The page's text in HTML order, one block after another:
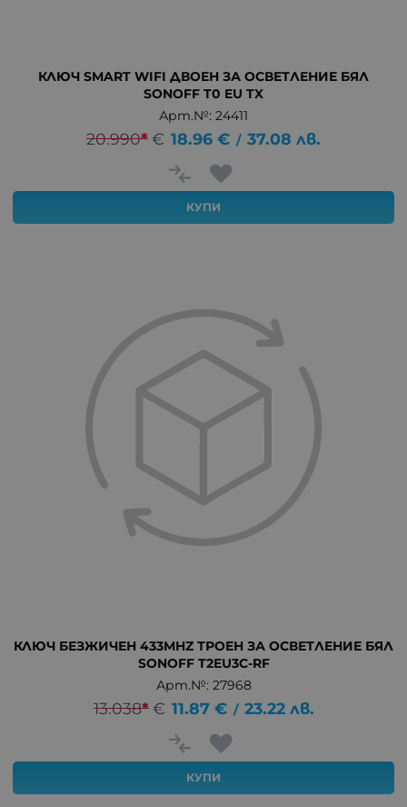
КЛЮЧ SMART WIFI ДВОЕН ЗА ОСВЕТЛЕНИЕ БЯЛ
SONOFF T0 EU TX
Арт.№: 24411
20.990*€ 18.96 € / 37.08 лв.
КУПИ
КЛЮЧ БЕЗЖИЧЕН 433MHZ ТРОЕН ЗА ОСВЕТЛЕНИЕ БЯЛ
SONOFF T2EU3C-RF
Арт.№: 27968
13.038* € 11.87 € / 23.22 лв.
КУПИ